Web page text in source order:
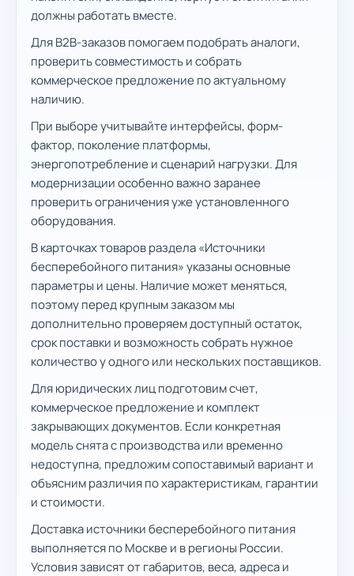
должны работать вместе.
Для B2B-заказов помогаем подобрать аналоги,
проверить совместимость и собрать
коммерческое предложение по актуальному
наличию.
При выборе учитывайте интерфейсы, форм-
фактор, поколение платформы,
энергопотребление и сценарий нагрузки. Для
модернизации особенно важно заранее
проверить ограничения уже установленного
оборудования.
В карточках товаров раздела «Источники
бесперебойного питания» указаны основные
параметры и цены. Наличие может меняться,
поэтому перед крупным заказом мы
дополнительно проверяем доступный остаток,
срок поставки и возможность собрать нужное
количество у одного или нескольких поставщиков.
Для юридических лиц подготовим счет,
коммерческое предложение и комплект
закрывающих документов. Если конкретная
модель снята с производства или временно
недоступна, предложим сопоставимый вариант и
объясним различия по характеристикам, гарантии
и стоимости.
Доставка источники бесперебойного питания
выполняется по Москве и в регионы России.
Условия зависят от габаритов, веса, адреса и